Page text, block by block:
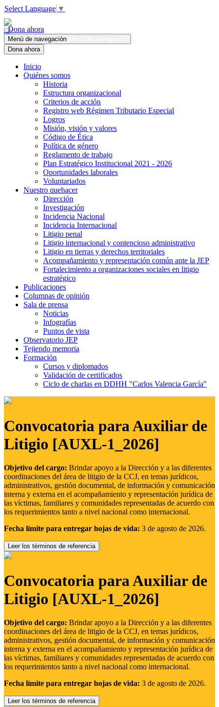
Select Language ▼
Dona ahora
Menú de navegación
Dona ahora
Inicio
Quiénes somos
Historia
Estructura organizacional
Criterios de acción
Registro web Régimen Tributario Especial
Logros
Misión, visión y valores
Código de Ética
Política de género
Reglamento de trabajo
Plan Estratégico Institucional 2021 - 2026
Oportunidades laborales
Voluntariados
Nuestro quehacer
Dirección
Investigación
Incidencia Nacional
Incidencia Internacional
Litigio penal
Litigio internacional y contencioso administrativo
Litigio en tierras y derechos territoriales
Acompañamiento y representación común ante la JEP
Fortalecimiento a organizaciones sociales en litigio
estratégico
Publicaciones
Columnas de opinión
Sala de prensa
Noticias
Infografías
Puntos de vista
Observatorio JEP
Tejiendo memoria
Formación
Cursos y diplomados
Validación de certificados
Ciclo de charlas en DDHH "Carlos Valencia García"
Convocatoria para Auxiliar de
Litigio [AUXL-1_2026]
Objetivo del cargo: Brindar apoyo a la Dirección y a las diferentes
coordinaciones del área de litigio de la CCJ, en temas jurídicos,
administrativos, gestión documental, de información y comunicación
interna y externa en el acompañamiento y representación jurídica de
las víctimas, familiares y comunidades representadas de acuerdo con
los requerimientos tanto a nivel nacional como internacional.
Fecha límite para entregar hojas de vida: 3 de agosto de 2026.
Leer los términos de referencia
Convocatoria para Auxiliar de
Litigio [AUXL-1_2026]
Objetivo del cargo: Brindar apoyo a la Dirección y a las diferentes
coordinaciones del área de litigio de la CCJ, en temas jurídicos,
administrativos, gestión documental, de información y comunicación
interna y externa en el acompañamiento y representación jurídica de
las víctimas, familiares y comunidades representadas de acuerdo con
los requerimientos tanto a nivel nacional como internacional.
Fecha límite para entregar hojas de vida: 3 de agosto de 2026.
Leer los términos de referencia